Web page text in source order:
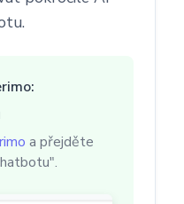
a přejděte